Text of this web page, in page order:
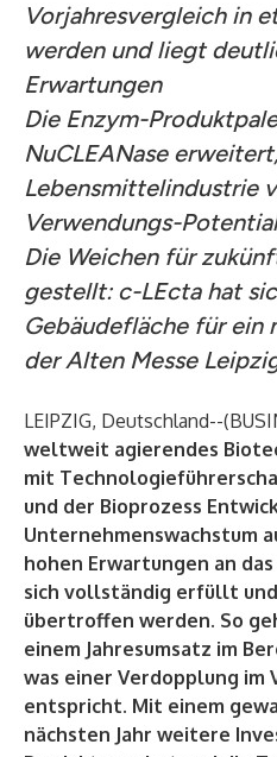
Vorjahresvergleich in
werden und liegt
Erwartungen
Die Enzym-
NuCLEANase
Lebensmittelindustrie
Verwendungs-
Die Weichen für
gestellt: c-LEcta hat
Gebäudefläche für ein
der Alten Messe
LEIPZIG, Deutschland--(
weltweit agierendes
mit
und der Bioprozess
Unternehmenswachstum
hohen Erwartungen an
sich vollständig erfüllt
übertroffen werden. So
einem Jahresumsatz im
was einer Verdopplung im
entspricht. Mit einem
nächsten Jahr weitere